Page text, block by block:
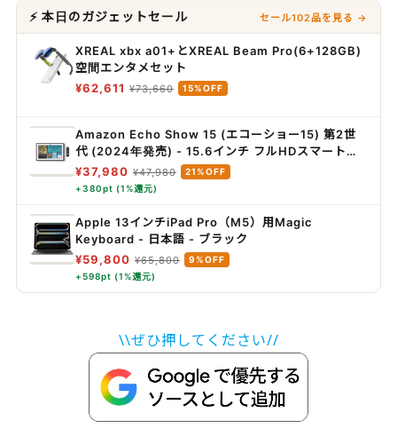
⚡ 本日のガジェットセール セール102品を見る →
XREAL xbx a01+とXREAL Beam Pro(6+128GB)
空間エンタメセット
¥62,611 ¥73,660 15%OFF
Amazon Echo Show 15 (エコーショー15) 第2世
代 (2024年発売) - 15.6インチ フルHDスマートデ
ィスプレイ with Alexa、Fire TV機能搭載、Alexa
対応音声認識リモコン同梱
¥37,980 ¥47,980
21%OFF
+380pt (1%還元)
Apple 13インチiPad Pro（M5）用Magic
Keyboard - 日本語 - ブラック ​​​​​​​
¥59,800 ¥65,800
9%OFF
+598pt (1%還元)
\\ぜひ押してください//